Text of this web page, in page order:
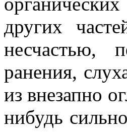
других
несчастью,
ранения,
из внезапно
нибудь